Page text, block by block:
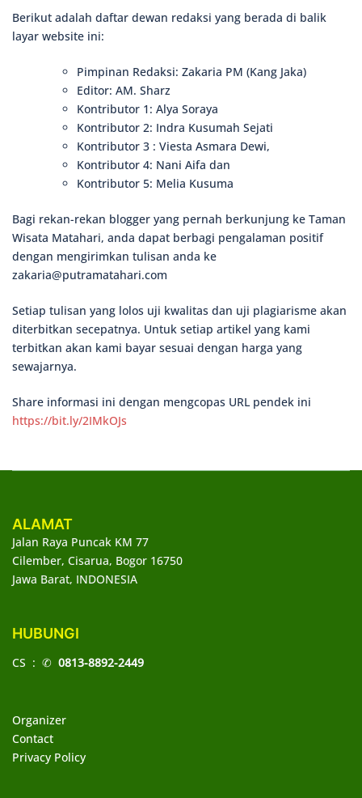
Berikut adalah daftar dewan redaksi yang berada di balik
layar website ini:
Pimpinan Redaksi: Zakaria PM (Kang Jaka)
Editor: AM. Sharz
Kontributor 1: Alya Soraya
Kontributor 2: Indra Kusumah Sejati
Kontributor 3 : Viesta Asmara Dewi,
Kontributor 4: Nani Aifa dan
Kontributor 5: Melia Kusuma
Bagi rekan-rekan blogger yang pernah berkunjung ke Taman
Wisata Matahari, anda dapat berbagi pengalaman positif
dengan mengirimkan tulisan anda ke
zakaria@putramatahari.com
Setiap tulisan yang lolos uji kwalitas dan uji plagiarisme akan
diterbitkan secepatnya. Untuk setiap artikel yang kami
terbitkan akan kami bayar sesuai dengan harga yang
sewajarnya.
Share informasi ini dengan mengcopas URL pendek ini
https://bit.ly/2IMkOJs
ALAMAT
Jalan Raya Puncak KM 77
Cilember, Cisarua, Bogor 16750
Jawa Barat, INDONESIA
HUBUNGI
CS : ✆ 0813-8892-2449
Organizer
Contact
Privacy Policy